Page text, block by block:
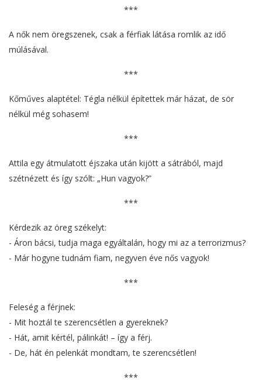
***
A nők nem öregszenek, csak a férfiak látása romlik az idő
múlásával.
***
Kőműves alaptétel: Tégla nélkül építettek már házat, de sör
nélkül még sohasem!
***
Attila egy átmulatott éjszaka után kijött a sátrából, majd
szétnézett és így szólt: „Hun vagyok?”
***
Kérdezik az öreg székelyt:
- Áron bácsi, tudja maga egyáltalán, hogy mi az a terrorizmus?
- Már hogyne tudnám fiam, negyven éve nős vagyok!
***
Feleség a férjnek:
- Mit hoztál te szerencsétlen a gyereknek?
- Hát, amit kértél, pálinkát! – így a férj.
- De, hát én pelenkát mondtam, te szerencsétlen!
***